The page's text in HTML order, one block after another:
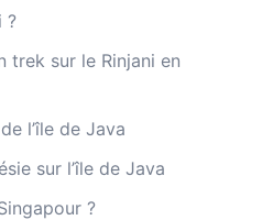
?
trek sur le Rinjani en
l’île de Java
sur l’île de Java
?